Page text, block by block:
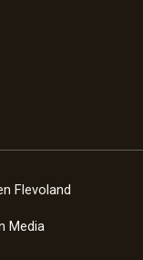
Flevoland
Media